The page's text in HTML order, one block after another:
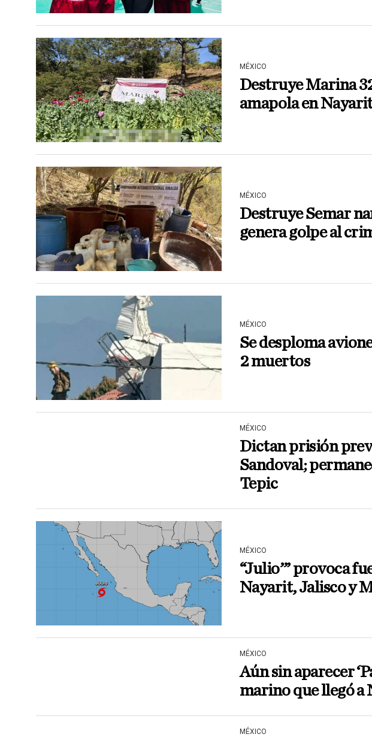
MÉXICO
Destruye Marina
amapola en
MÉXICO
Destruye Semar
genera golpe al
MÉXICO
Se desploma
2 muertos
MÉXICO
Dictan prisión
Sandoval;
Tepic
MÉXICO
“Julio’” provoca
Nayarit, Jalisco y
MÉXICO
Aún sin aparecer
marino que llegó a
MÉXICO